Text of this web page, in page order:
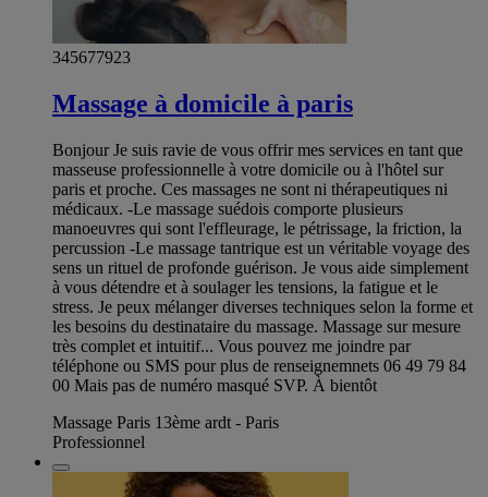
345677923
Massage à domicile à paris
Bonjour Je suis ravie de vous offrir mes services en tant que
masseuse professionnelle à votre domicile ou à l'hôtel sur
paris et proche. Ces massages ne sont ni thérapeutiques ni
médicaux. -Le massage suédois comporte plusieurs
manoeuvres qui sont l'effleurage, le pétrissage, la friction, la
percussion -Le massage tantrique est un véritable voyage des
sens un rituel de profonde guérison. Je vous aide simplement
à vous détendre et à soulager les tensions, la fatigue et le
stress. Je peux mélanger diverses techniques selon la forme et
les besoins du destinataire du massage. Massage sur mesure
très complet et intuitif... Vous pouvez me joindre par
téléphone ou SMS pour plus de renseignemnets 06 49 79 84
00 Mais pas de numéro masqué SVP. À bientôt
Massage Paris 13ème ardt - Paris
Professionnel